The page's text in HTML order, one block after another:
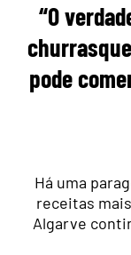
“O
pode
Há uma
receitas
Algarve